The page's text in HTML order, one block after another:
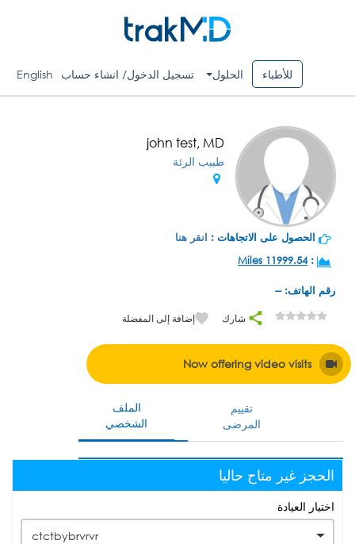
للأطباء الحلول تسجيل الدخول/ انشاء حساب English
john test, MD
طبيب الرئة
الحصول على الاتجاهات : انقر هنا
:
11999.54 Miles
رقم الهاتف: --
شارك إضافة إلى المفضلة
Now offering video visits
الملف
الشخصي
تقييم
المرضى
الحجز غير متاح حاليا
اختيار العيادة
ctctbybrvrvr